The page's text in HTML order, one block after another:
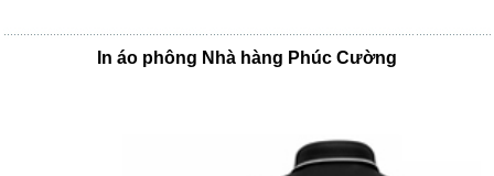
In áo phông Nhà hàng Phúc Cường